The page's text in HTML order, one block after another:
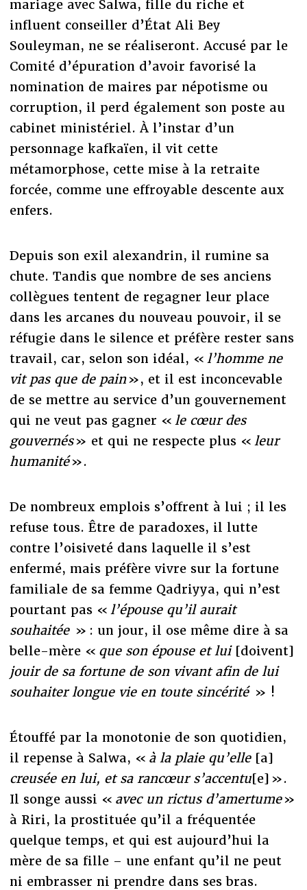
mariage avec Salwa, fille du riche et
influent conseiller d’État Ali Bey
Souleyman, ne se réaliseront. Accusé par le
Comité d’épuration d’avoir favorisé la
nomination de maires par népotisme ou
corruption, il perd également son poste au
cabinet ministériel. À l’instar d’un
personnage kafkaïen, il vit cette
métamorphose, cette mise à la retraite
forcée, comme une effroyable descente aux
enfers.
Depuis son exil alexandrin, il rumine sa
chute. Tandis que nombre de ses anciens
collègues tentent de regagner leur place
dans les arcanes du nouveau pouvoir, il se
réfugie dans le silence et préfère rester sans
travail, car, selon son idéal, « l’homme ne
vit pas que de pain», et il est inconcevable
de se mettre au service d’un gouvernement
qui ne veut pas gagner « le cœur des
gouvernés» et qui ne respecte plus « leur
humanité».
De nombreux emplois s’offrent à lui ; il les
refuse tous. Être de paradoxes, il lutte
contre l’oisiveté dans laquelle il s’est
enfermé, mais préfère vivre sur la fortune
familiale de sa femme Qadriyya, qui n’est
pourtant pas « l’épouse qu’il aurait
souhaitée » : un jour, il ose même dire à sa
belle-mère « que son épouse et lui [doivent]
jouir de sa fortune de son vivant afin de lui
souhaiter longue vie en toute sincérité» !
Étouffé par la monotonie de son quotidien,
il repense à Salwa, « à la plaie qu’elle [a]
creusée en lui, et sa rancœur s’accentu[e] ».
Il songe aussi « avec un rictus d’amertume»
à Riri, la prostituée qu’il a fréquentée
quelque temps, et qui est aujourd’hui la
mère de sa fille – une enfant qu’il ne peut
ni embrasser ni prendre dans ses bras.